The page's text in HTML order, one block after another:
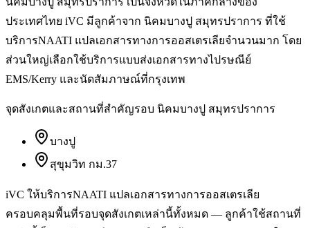
ประเทศไทย iVC มีลูกค้าจาก นิคมบางปู สมุทรปราการ ที่ใช้
บริการNAATI แปลเอกสารทางการออสเตรเลียจำนวนมาก โดย
ส่วนใหญ่เลือกใช้บริการแบบส่งเอกสารทางไปรษณีย์
EMS/Kerry และนัดสัมภาษณ์ที่กรุงเทพ
จุดสังเกตและสถานที่สำคัญรอบ นิคมบางปู สมุทรปราการ
บางปู
สุขุมวิท กม.37
iVC ให้บริการNAATI แปลเอกสารทางการออสเตรเลีย
ครอบคลุมพื้นที่รอบจุดสังเกตเหล่านี้ทั้งหมด — ลูกค้าใช้สถานที่